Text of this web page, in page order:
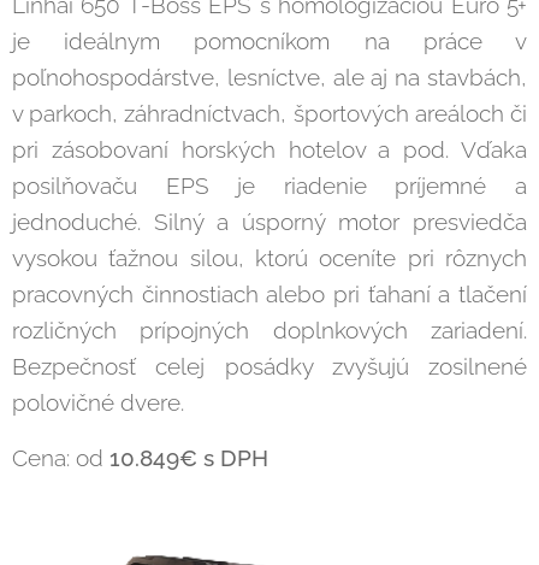
Linhai 650 T-Boss EPS s homologizáciou Euro 5+
je ideálnym pomocníkom na práce v
poľnohospodárstve, lesníctve, ale aj na stavbách,
v parkoch, záhradníctvach, športových areáloch či
pri zásobovaní horských hotelov a pod. Vďaka
posilňovaču EPS je riadenie príjemné a
jednoduché. Silný a úsporný motor presviedča
vysokou ťažnou silou, ktorú oceníte pri rôznych
pracovných činnostiach alebo pri ťahaní a tlačení
rozličných prípojných doplnkových zariadení.
Bezpečnosť celej posádky zvyšujú zosilnené
polovičné dvere.
Cena: od 10.849€ s DPH